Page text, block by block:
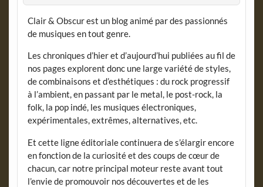
Clair & Obscur est un blog animé par des passionnés
de musiques en tout genre.
Les chroniques d’hier et d’aujourd’hui publiées au fil de
nos pages explorent donc une large variété de styles,
de combinaisons et d’esthétiques : du rock progressif
à l’ambient, en passant par le metal, le post-rock, la
folk, la pop indé, les musiques électroniques,
expérimentales, extrêmes, alternatives, etc.
Et cette ligne éditoriale continuera de s’élargir encore
en fonction de la curiosité et des coups de cœur de
chacun, car notre principal moteur reste avant tout
l’envie de promouvoir nos découvertes et de les